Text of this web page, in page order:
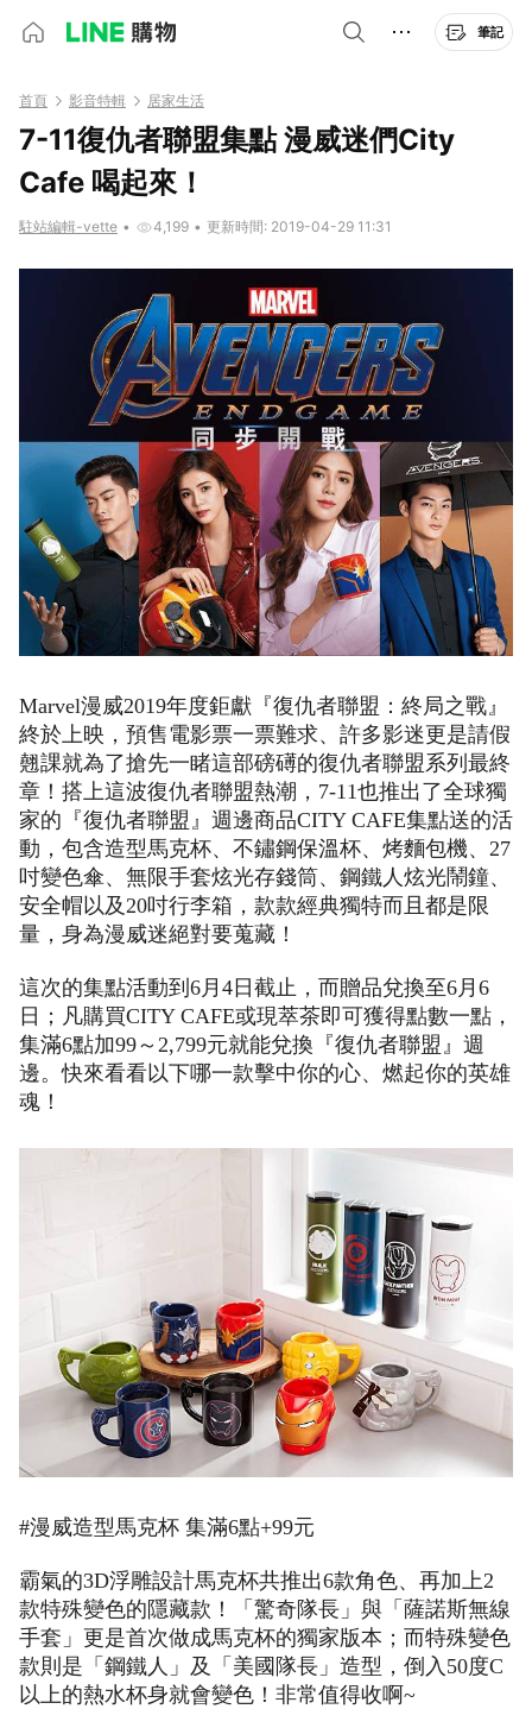
筆記
首頁 影音特輯 居家生活
7-11復仇者聯盟集點 漫威迷們City
Cafe 喝起來！
駐站編輯-vette • 4,199 • 更新時間: 2019-04-29 11:31
Marvel漫威2019年度鉅獻『復仇者聯盟：終局之戰』
終於上映，預售電影票一票難求、許多影迷更是請假
翹課就為了搶先一睹這部磅礡的復仇者聯盟系列最終
章！搭上這波復仇者聯盟熱潮，7-11也推出了全球獨
家的『復仇者聯盟』週邊商品CITY CAFE集點送的活
動，包含造型馬克杯、不鏽鋼保溫杯、烤麵包機、27
吋變色傘、無限手套炫光存錢筒、鋼鐵人炫光鬧鐘、
安全帽以及20吋行李箱，款款經典獨特而且都是限
量，身為漫威迷絕對要蒐藏！
這次的集點活動到6月4日截止，而贈品兌換至6月6
日；凡購買CITY CAFE或現萃茶即可獲得點數一點，
集滿6點加99～2,799元就能兌換『復仇者聯盟』週
邊。快來看看以下哪一款擊中你的心、燃起你的英雄
魂！
#漫威造型馬克杯 集滿6點+99元
霸氣的3D浮雕設計馬克杯共推出6款角色、再加上2
款特殊變色的隱藏款！「驚奇隊長」與「薩諾斯無線
手套」更是首次做成馬克杯的獨家版本；而特殊變色
款則是「鋼鐵人」及「美國隊長」造型，倒入50度C
以上的熱水杯身就會變色！非常值得收啊~